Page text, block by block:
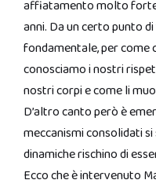
affiatamento molto
anni. Da un certo punto
fondamentale, per come
conosciamo i nostri
nostri corpi e come li
D’altro canto però è
meccanismi consolidati
dinamiche rischino di
Ecco che è intervenuto